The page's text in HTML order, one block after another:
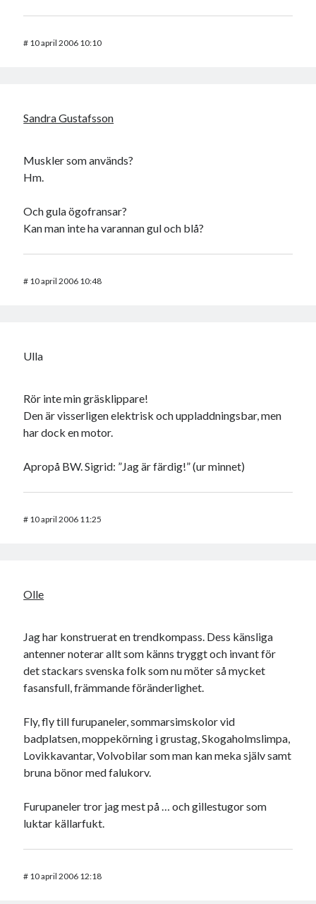
# 10 april 2006 10:10
Sandra Gustafsson
Muskler som används?
Hm.
Och gula ögofransar?
Kan man inte ha varannan gul och blå?
# 10 april 2006 10:48
Ulla
Rör inte min gräsklippare!
Den är visserligen elektrisk och uppladdningsbar, men
har dock en motor.
Apropå BW. Sigrid: ”Jag är färdig!” (ur minnet)
# 10 april 2006 11:25
Olle
Jag har konstruerat en trendkompass. Dess känsliga
antenner noterar allt som känns tryggt och invant för
det stackars svenska folk som nu möter så mycket
fasansfull, främmande föränderlighet.
Fly, fly till furupaneler, sommarsimskolor vid
badplatsen, moppekörning i grustag, Skogaholmslimpa,
Lovikkavantar, Volvobilar som man kan meka själv samt
bruna bönor med falukorv.
Furupaneler tror jag mest på … och gillestugor som
luktar källarfukt.
# 10 april 2006 12:18